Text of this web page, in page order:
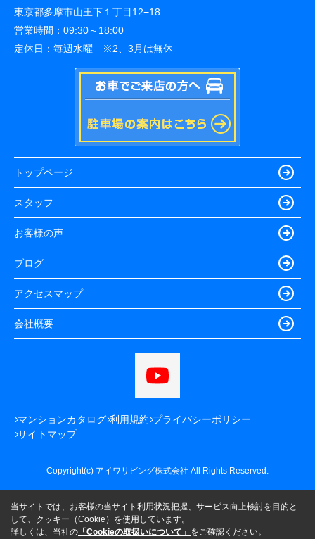
東京都多摩市山王下１丁目12−18
営業時間： 09:30～18:00
定休日： 毎週水曜 ※2、3月は無休
トップページ
スタッフ
お客様の声
ブログ
アクセスマップ
会社概要
マンションカタログ 利用規約 プライバシーポリシー
サイトマップ
Copyright(c) アイワリビング株式会社 All Rights Reserved.
当サイトでは、お客様の当サイト利用状況把握、サービス向上検討を目的と
して、クッキー（Cookie）を使用しています。
詳しくは、当社の 「Cookieの取扱いについて」 をご確認ください。